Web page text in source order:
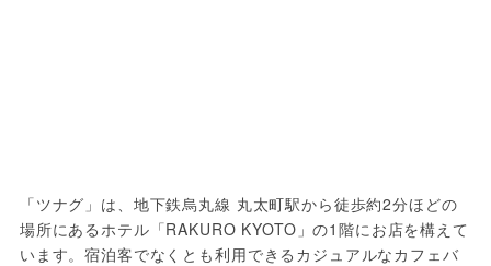
「ツナグ」は、地下鉄烏丸線 丸太町駅から徒歩約2分ほどの
場所にあるホテル「RAKURO KYOTO」の1階にお店を構えて
います。宿泊客でなくとも利用できるカジュアルなカフェバ